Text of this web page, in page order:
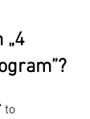
„4
to